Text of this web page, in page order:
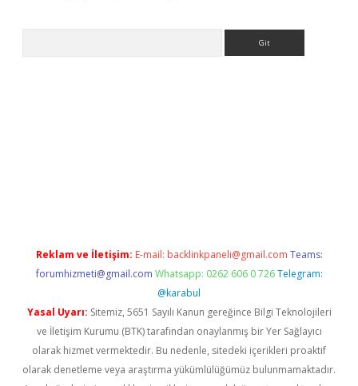
Reklam ve İletişim: E-mail: backlinkpaneli@gmail.com Teams:
forumhizmeti@gmail.com Whatsapp: 0262 606 0 726 Telegram:
@karabul
Yasal Uyarı: Sitemiz, 5651 Sayılı Kanun gereğince Bilgi Teknolojileri
ve İletişim Kurumu (BTK) tarafından onaylanmış bir Yer Sağlayıcı
olarak hizmet vermektedir. Bu nedenle, sitedeki içerikleri proaktif
olarak denetleme veya araştırma yükümlülüğümüz bulunmamaktadır.